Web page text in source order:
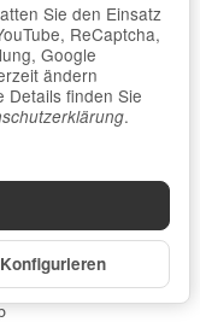
zzgl.Versand
Konfigurieren
Sie den Einsatz
ReCaptcha,
Google
ändern
Details finden Sie
.